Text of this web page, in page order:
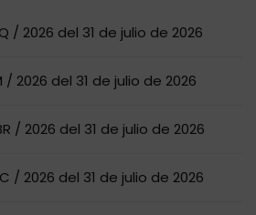
/ 2026 del 31 de julio de 2026
/ 2026 del 31 de julio de 2026
/ 2026 del 31 de julio de 2026
/ 2026 del 31 de julio de 2026